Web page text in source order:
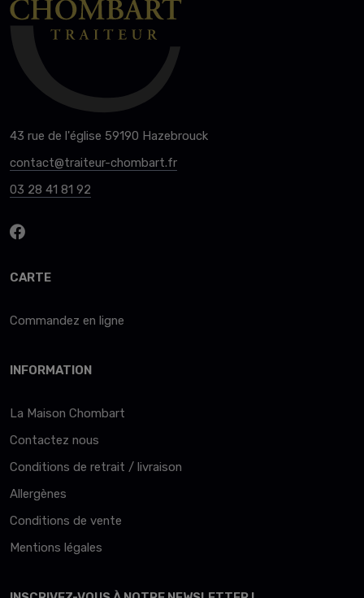
43 rue de l'église 59190 Hazebrouck
contact@traiteur-chombart.fr
03 28 41 81 92
CARTE
Commandez en ligne
INFORMATION
La Maison Chombart
Contactez nous
Conditions de retrait / livraison
Allergènes
Conditions de vente
Mentions légales